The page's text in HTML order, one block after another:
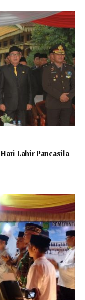
Lahir Pancasila